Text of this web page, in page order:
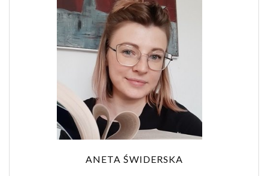
ANETA ŚWIDERSKA